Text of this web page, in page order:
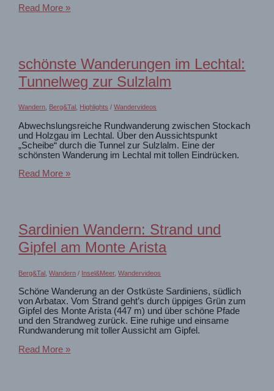
Schönster
👍
Geheimtipp
Monte
Read More »
schönste Wanderungen im Lechtal:
Tunnelweg zur Sulzlalm
Wandern Berg&Tal Highlights /Wandervideos
Abwechslungsreiche Rundwanderung zwischen Stockach
und Holzgau im Lechtal. Über den Aussichtspunkt
„Scheibe“ durch die Tunnel zur Sulzlalm. Eine der
schönsten Wanderung im Lechtal mit tollen Eindrücken.
schönste
zur
Sulzlalm
Read More »
Sardinien Wandern: Strand und
Gipfel am Monte Arista
Berg&Tal ,Wandern / Insel&Meer,Wandervideos
Schöne Wanderung an der Ostküste Sardiniens, südlich
von Arbatax. Vom Strand geht’s durch üppiges Grün zum
Gipfel des Monte Arista (447 m) und über schöne Pfade
und den Strandweg zurück. Eine ruhige und einsame
Rundwanderung mit toller Aussicht am Gipfel.
Sardinien
Read More »